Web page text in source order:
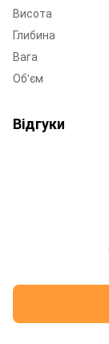
Висота
Глибина
Вага
Об'єм
Відгуки